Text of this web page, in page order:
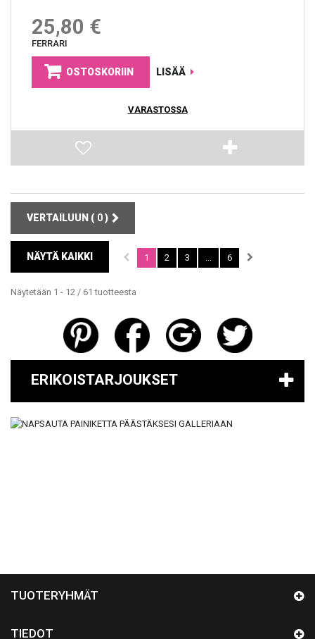
25,80 €
FERRARI
OSTOSKORIIN LISÄÄ
VARASTOSSA
VERTAILUUN ( 0)
NÄYTÄ KAIKKI 1 2 3 6
Näytetään 1 - 12 / 61 tuotteesta
ERIKOISTARJOUKSET
TUOTERYHMÄT
TIEDOT